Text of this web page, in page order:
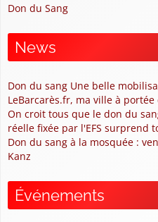
Don du Sang
News
Don du sang Une belle
LeBarcarès.fr, ma ville à
On croit tous que le don du
réelle fixée par l'EFS surprend
Don du sang à la mosquée :
Kanz
Événements